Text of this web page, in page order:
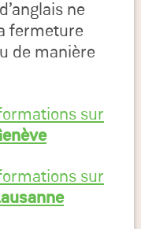
ne
fermeture
de manière
sur
sur